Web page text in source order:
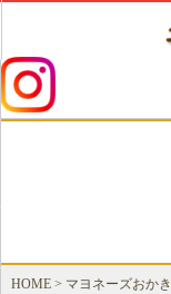
HOME > マヨネーズおかき